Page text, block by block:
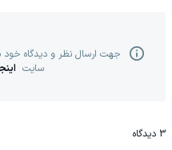
جهت ارسال نظر و دیدگاه خود
سایت
3 دیدگاه